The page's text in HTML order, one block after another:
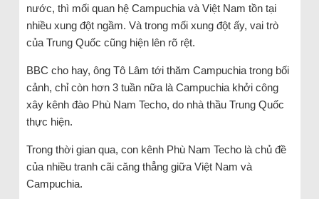
nước, thì mối quan hệ Campuchia và Việt Nam tồn tại
nhiều xung đột ngầm. Và trong mối xung đột ấy, vai trò
của Trung Quốc cũng hiện lên rõ rệt.
BBC cho hay, ông Tô Lâm tới thăm Campuchia trong bối
cảnh, chỉ còn hơn 3 tuần nữa là Campuchia khởi công
xây kênh đào Phù Nam Techo, do nhà thầu Trung Quốc
thực hiện.
Trong thời gian qua, con kênh Phù Nam Techo là chủ đề
của nhiều tranh cãi căng thẳng giữa Việt Nam và
Campuchia.